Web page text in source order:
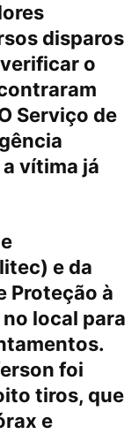
disparos
o
Serviço de
vítima já
e da
Proteção à
local para
foi
tiros, que
e